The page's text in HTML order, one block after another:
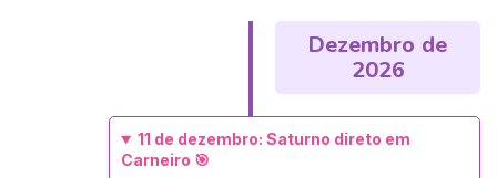
Dezembro de
2026
11 de dezembro: Saturno direto em
Carneiro 🎯